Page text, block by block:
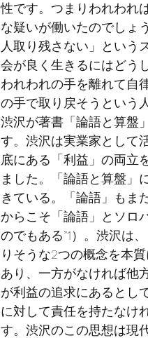
性です。つまりわれわれ
な疑いが働いたのでしょ
人取り残さない」という
会が良く生きるにはどう
われわれの手を離れて自
の手で取り戻そうという
渋沢が著書「論語と算盤
す。渋沢は実業家として
底にある「利益」の両立
ました。「論語と算盤」
きている。「論語」もま
からこそ「論語」とソロ
のでもある”1）。渋沢は
りそうな2つの概念を本
あり、一方がなければ他
が利益の追求にあるとし
に対して責任を持たなけ
す。渋沢のこの思想は現